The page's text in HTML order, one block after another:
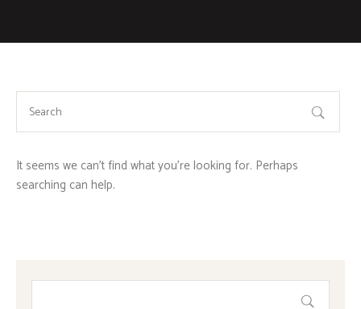
It seems we can’t find what you’re looking for. Perhaps
searching can help.